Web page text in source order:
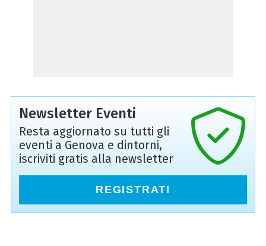
Newsletter Eventi
Resta aggiornato su tutti gli
eventi a Genova e dintorni,
iscriviti gratis alla newsletter
REGISTRATI